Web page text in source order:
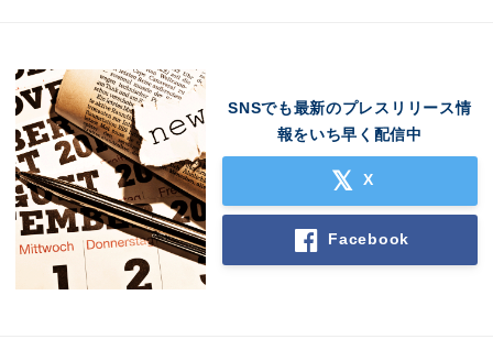
SNSでも最新のプレスリリース情
報をいち早く配信中
X
Facebook